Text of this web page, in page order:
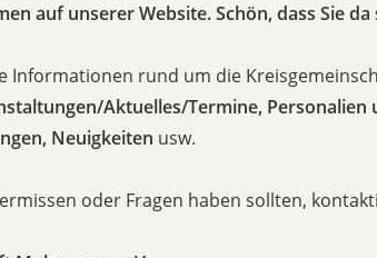
auf unserer Website. Schön, dass Sie da
Informationen rund um die
Aktuelles/Termine, Personalien
Neuigkeiten usw.
oder Fragen haben sollten,